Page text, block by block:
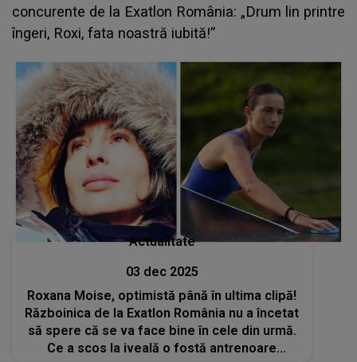
concurente de la Exatlon România: „Drum lin printre
îngeri, Roxi, fata noastră iubită!”
Actualitate
03 dec 2025
Roxana Moise, optimistă până în ultima clipă!
Războinica de la Exatlon România nu a încetat
să spere că se va face bine în cele din urmă.
Ce a scos la iveală o fostă antrenoare